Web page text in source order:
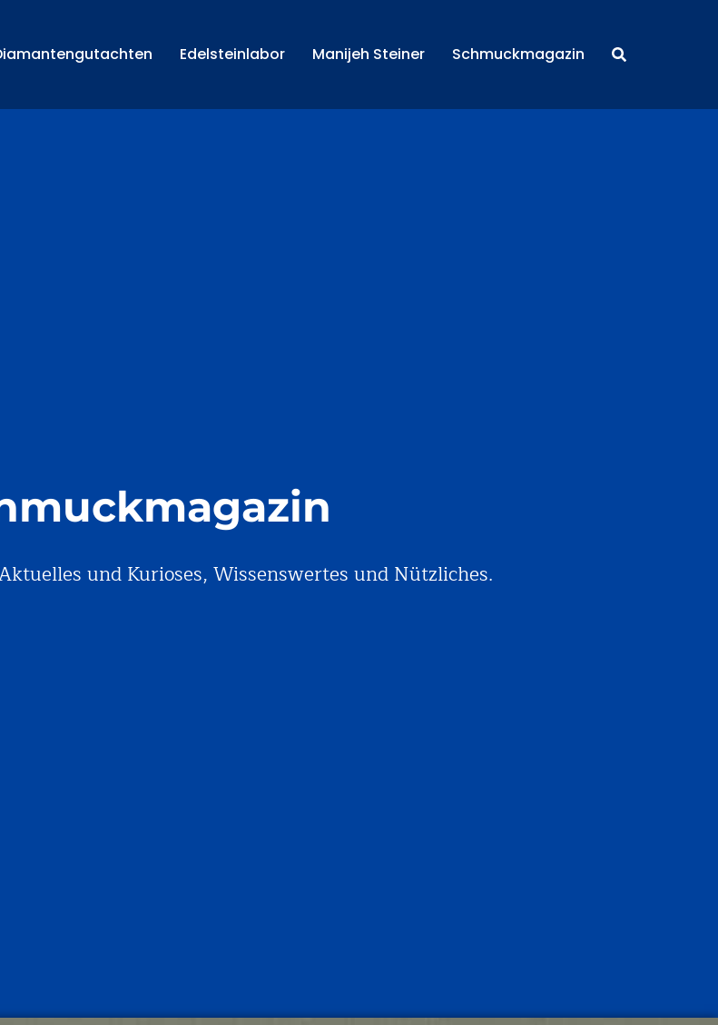
Edelsteinlabor Manijeh Steiner Schmuckmagazin
und Kurioses, Wissenswertes und Nützliches.